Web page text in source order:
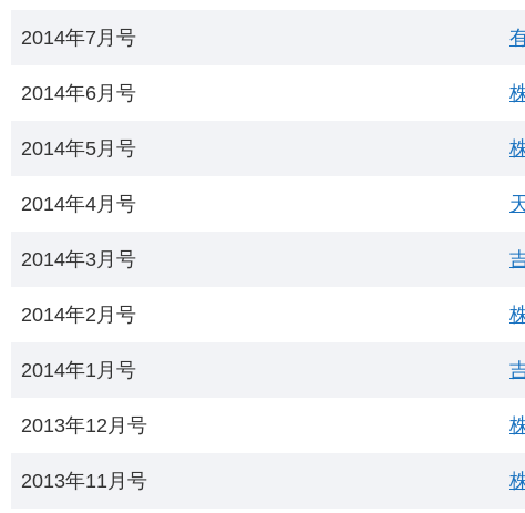
2014年7月号
2014年6月号
2014年5月号
2014年4月号
2014年3月号
2014年2月号
2014年1月号
2013年12月号
2013年11月号